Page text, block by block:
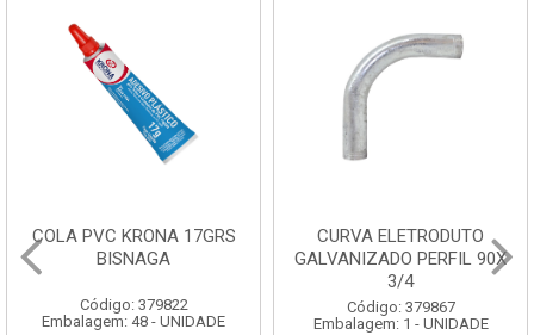
COLA PVC KRONA 17GRS
BISNAGA
Código: 379822
Embalagem: 48 - UNIDADE
CURVA ELETRODUTO
GALVANIZADO PERFIL 90X
3/4
Código: 379867
Embalagem: 1 - UNIDADE